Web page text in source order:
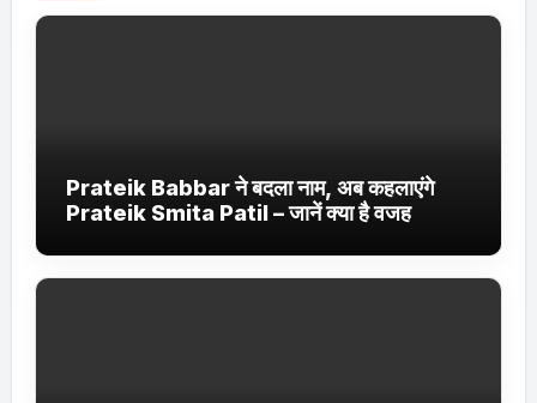
Prateik Babbar ने बदला नाम, अब कहलाएंगे
Prateik Smita Patil – जानें क्या है वजह